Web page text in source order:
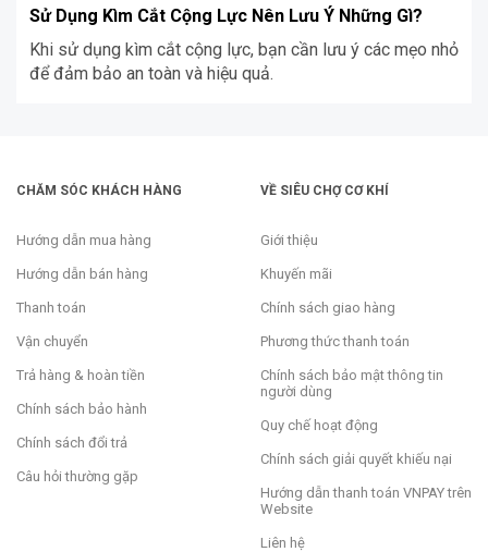
Sử Dụng Kìm Cắt Cộng Lực Nên Lưu Ý Những Gì?
Khi sử dụng kìm cắt cộng lực, bạn cần lưu ý các mẹo nhỏ
để đảm bảo an toàn và hiệu quả.
CHĂM SÓC KHÁCH HÀNG
Hướng dẫn mua hàng
Hướng dẫn bán hàng
Thanh toán
Vận chuyển
Trả hàng & hoàn tiền
Chính sách bảo hành
Chính sách đổi trả
Câu hỏi thường gặp
VỀ SIÊU CHỢ CƠ KHÍ
Giới thiệu
Khuyến mãi
Chính sách giao hàng
Phương thức thanh toán
Chính sách bảo mật thông tin
người dùng
Quy chế hoạt động
Chính sách giải quyết khiếu nại
Hướng dẫn thanh toán VNPAY trên
Website
Liên hệ